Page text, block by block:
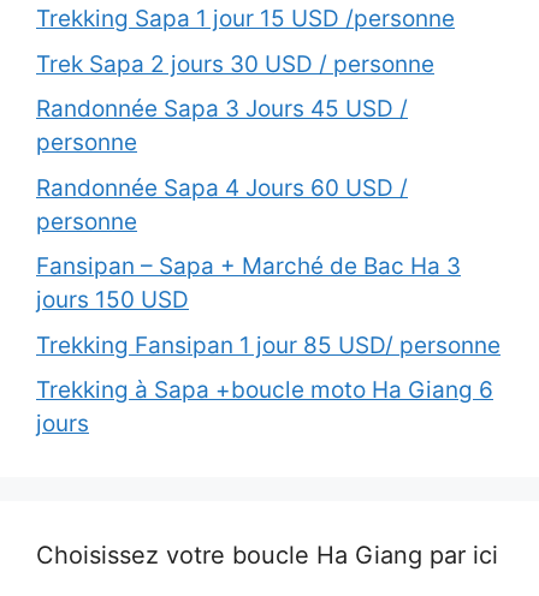
Trekking Sapa 1 jour 15 USD /personne
Trek Sapa 2 jours 30 USD / personne
Randonnée Sapa 3 Jours 45 USD /
personne
Randonnée Sapa 4 Jours 60 USD /
personne
Fansipan – Sapa + Marché de Bac Ha 3
jours 150 USD
Trekking Fansipan 1 jour 85 USD/ personne
Trekking à Sapa +boucle moto Ha Giang 6
jours
Choisissez votre boucle Ha Giang par ici